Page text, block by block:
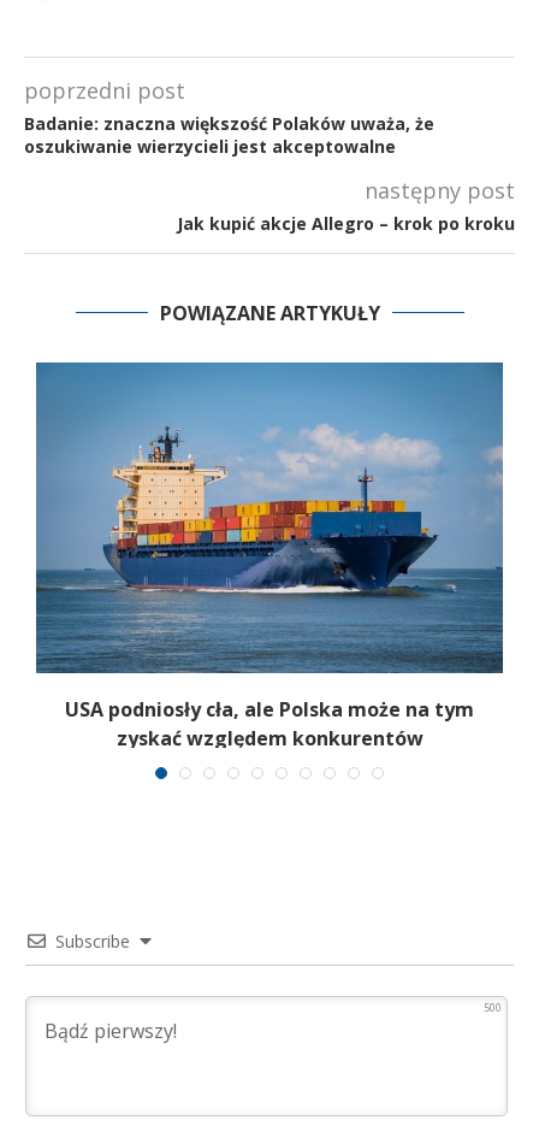
poprzedni post
Badanie: znaczna większość Polaków uważa, że
oszukiwanie wierzycieli jest akceptowalne
następny post
Jak kupić akcje Allegro – krok po kroku
POWIĄZANE ARTYKUŁY
USA podniosły cła, ale Polska może na tym
zyskać względem konkurentów
Subscribe
500